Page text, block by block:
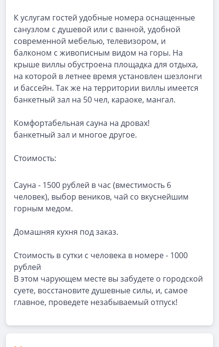
К услугам гостей удобные номера оснащенные
санузлом с душевой или с ванной, удобной
современной мебелью, телевизором, и
балконом с живописным видом на горы. На
крыше виллы обустроена площадка для отдыха,
на которой в летнее время установлен шезлонги
и бассейн. Так же на территории виллы имеется
банкетный зал на 50 чел, караоке, мангал.
Комфортабельная сауна на дровах!
банкетный зал и многое другое.
Стоимость:
Сауна - 1500 рублей в час (вместимость 6
человек), выбор веников, чай со вкуснейшим
горным медом.
Домашняя кухня под заказ.
Стоимость в сутки с человека в номере - 1000
рублей
В этом чарующем месте вы забудете о городской
суете, восстановите душевные силы, и, самое
главное, проведете незабываемый отпуск!